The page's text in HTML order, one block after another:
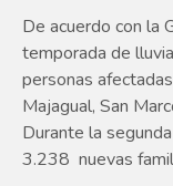
De acuerdo con la
temporada de
personas
Majagual, San
Durante la
3.238 nuevas